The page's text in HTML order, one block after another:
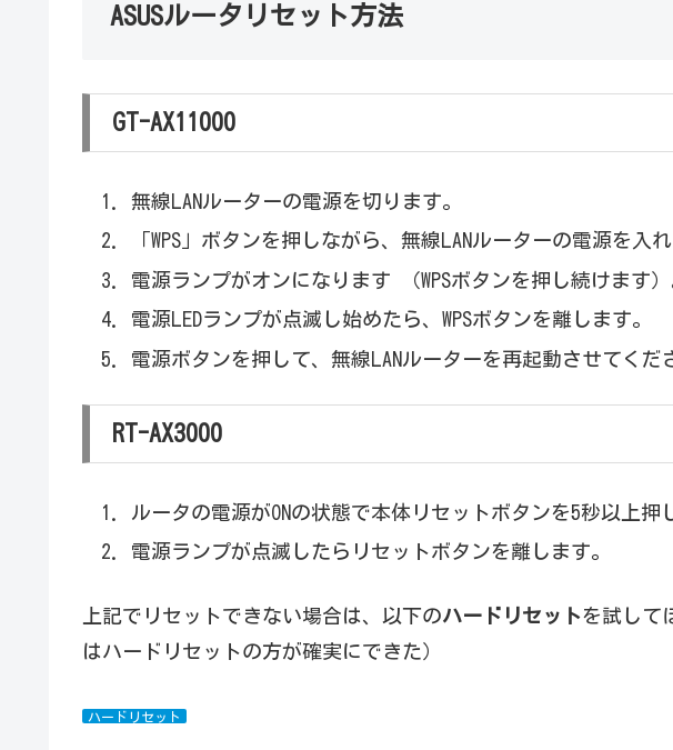
ASUSルータリセット方法
GT-AX11000
無線LANルーターの電源を切ります。
「WPS」ボタンを押しながら、無線LANルーターの電源を入れ
電源ランプがオンになります （WPSボタンを押し続けます）
電源LEDランプが点滅し始めたら、WPSボタンを離します。
電源ボタンを押して、無線LANルーターを再起動させてくだ
RT-AX3000
ルータの電源がONの状態で本体リセットボタンを5秒以上押
電源ランプが点滅したらリセットボタンを離します。
上記でリセットできない場合は、以下のハードリセットを試して
はハードリセットの方が確実にできた）
ハードリセット